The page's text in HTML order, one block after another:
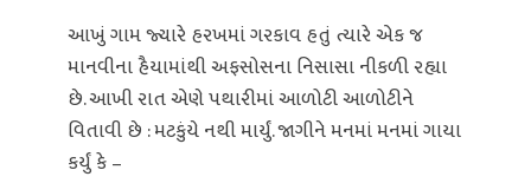
આખું ગામ જ્યારે હરખમાં ગરકાવ હતું ત્યારે એક જ
માનવીના હૈયામાંથી અફસોસના નિસાસા નીકળી રહ્યા
છે. આખી રાત એણે પથારીમાં આળોટી આળોટીને
વિતાવી છે : મટકુંયે નથી માર્યું. જાગીને મનમાં મનમાં ગાયા
કર્યું કે –